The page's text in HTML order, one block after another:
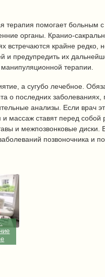
терапия помогает больным
органы. Кранио-
встречаются крайне редко,
и предупредить их
манипуляционной терапии.
а сугубо лечебное.
о последних заболеваниях,
анализы. Если врач
массаж ставят перед
и межпозвонковые
позвоночника и